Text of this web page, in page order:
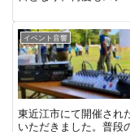
イベント音響
東近江市にて開催され
いただきました。普段